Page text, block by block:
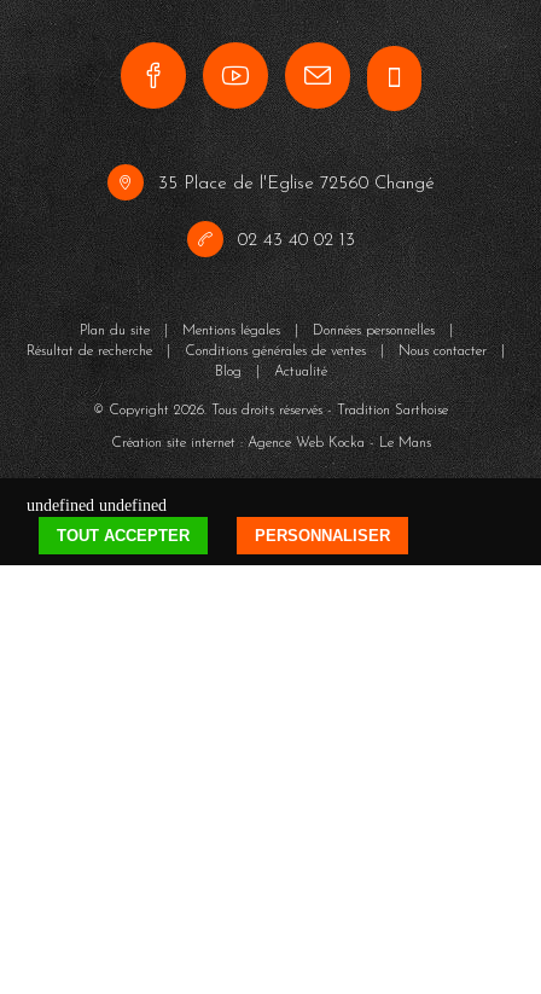
35 Place de l'Eglise 72560 Changé
02 43 40 02 13
Plan du site| Mentions légales| Données personnelles|
Résultat de recherche| Conditions générales de ventes | Nous contacter|
Blog| Actualité
© Copyright2026. Tous droits réservés - Tradition Sarthoise
Création site internet : Agence WebKocka- Le Mans
undefined undefined
TOUT ACCEPTER
PERSONNALISER